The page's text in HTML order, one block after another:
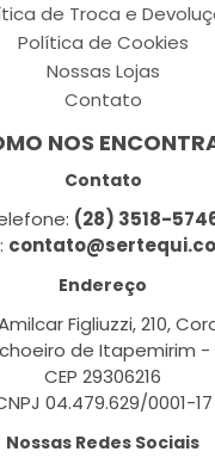
de Troca e
Política de Cookies
Nossas Lojas
Contato
NOS
Contato
(28) 3518-
Endereço
Figliuzzi, 210,
de Itapemirim -
CEP 29306216
04.479.629/0001-17
Nossas Redes Sociais